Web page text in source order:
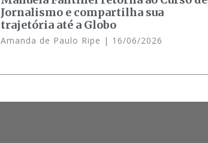
Jornalismo e compartilha sua
trajetória até a Globo
Amanda de Paulo Ripe 16/06/2026